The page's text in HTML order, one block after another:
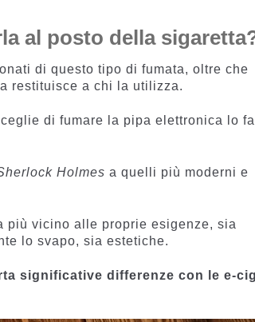
al posto della
di questo tipo di fumata, oltre che
restituisce a chi la utilizza.
di fumare la pipa elettronica lo fa
Holmes a quelli più moderni e
più vicino alle proprie esigenze, sia
lo svapo, sia estetiche.
significative differenze con le e-